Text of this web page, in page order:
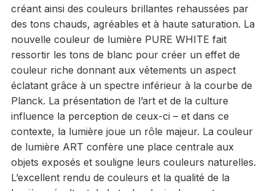
créant ainsi des couleurs brillantes rehaussées par
des tons chauds, agréables et à haute saturation. La
nouvelle couleur de lumière PURE WHITE fait
ressortir les tons de blanc pour créer un effet de
couleur riche donnant aux vêtements un aspect
éclatant grâce à un spectre inférieur à la courbe de
Planck. La présentation de l’art et de la culture
influence la perception de ceux-ci – et dans ce
contexte, la lumière joue un rôle majeur. La couleur
de lumière ART confère une place centrale aux
objets exposés et souligne leurs couleurs naturelles.
L’excellent rendu de couleurs et la qualité de la